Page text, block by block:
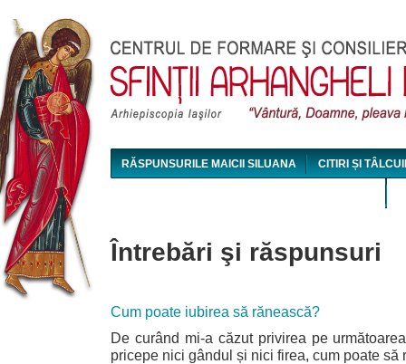
RĂSPUNSURILE MAICII SILUANA CITIRI ȘI
Întrebări şi răspunsuri
Cum poate iubirea să rănească?
De curând mi-a căzut privirea pe
pricepe nici gândul și nici firea, cum poate